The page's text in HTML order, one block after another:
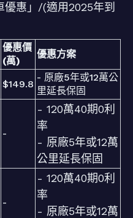
優惠」/(適用2025年到
優惠價
(萬)
優惠方案
$149.8
- 原廠5年或12萬公
里延長保固
-
- 120萬40期0利
率
- 原廠5年或12萬
公里延長保固
-
- 120萬40期0利
率
- 原廠5年或12萬